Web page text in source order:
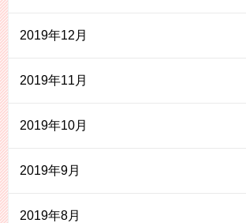
2019年12月
2019年11月
2019年10月
2019年9月
2019年8月